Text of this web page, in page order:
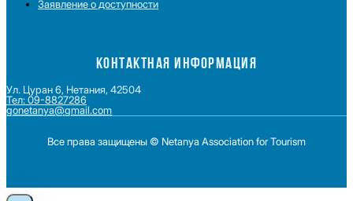
Заявление о доступности
КОНТАКТНАЯ ИНФОРМАЦИЯ
Ул. Цуран 6, Нетания, 42504
Тел: 09-8827286
gonetanya@gmail.com
Все права защищены © Netanya Association for Tourism